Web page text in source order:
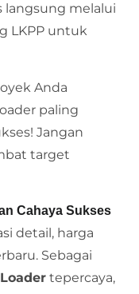
langsung melalui
LKPP untuk
Anda
paling
Jangan
target
Cahaya Sukses
detail, harga
Sebagai
tepercaya,